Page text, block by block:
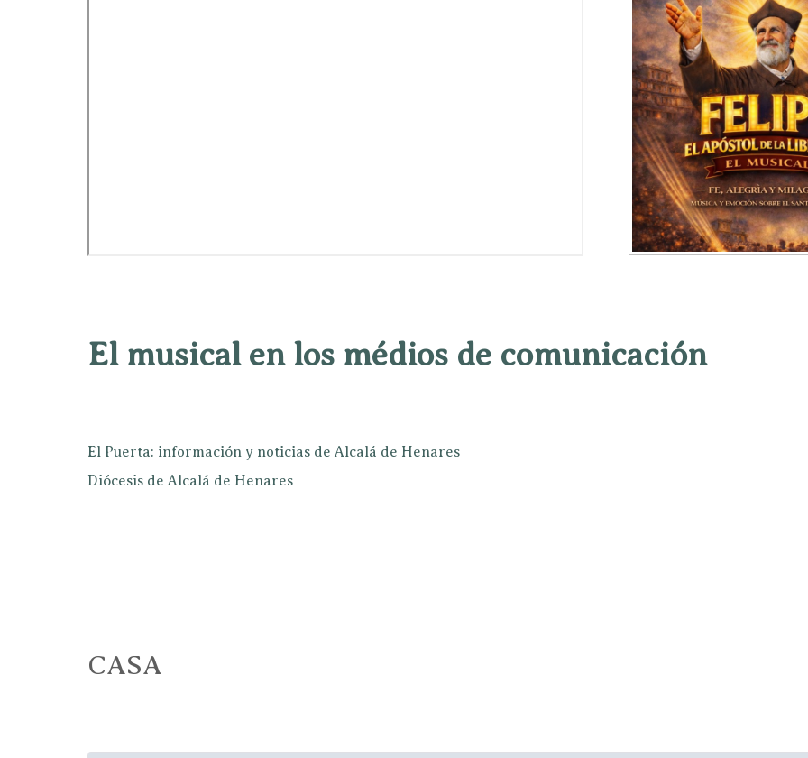
El musical en los médios de comunicación
El Puerta: información y noticias de Alcalá de Henares
Diócesis de Alcalá de Henares
CASA